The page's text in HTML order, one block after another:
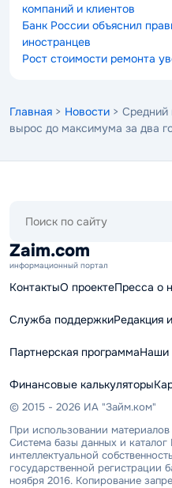
компаний и клиентов
Банк России объяснил
иностранцев
Рост стоимости ремонта
Главная > Новости > Средний
вырос до максимума за два
сайту
Zaim.com
информационный портал
КонтактыО проектеПресса о
Служба поддержкиРедакция
Партнерская программаНаши
Финансовые калькуляторы
© 2015 - 2026 ИА "Займ.ком"
При использовании
Система базы данных и
интеллектуальной
государственной регистрации
ноября 2016. Копирование